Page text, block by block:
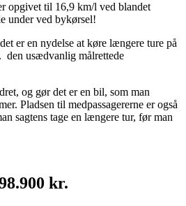
opgivet til 16,9 km/l ved blandet
under ved bykørsel!
er en nydelse at køre længere ture på
den usædvanlig målrettede
og gør det er en bil, som man
Pladsen til medpassagererne er også
sagtens tage en længere tur, før man
kr.